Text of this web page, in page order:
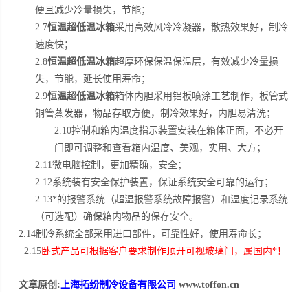
便且减少冷量损失，节能；
2.7恒温超低温冰箱采用高效风冷冷凝器，散热效果好，制冷
速度快；
2.8恒温超低温冰箱超厚环保保温保温层，有效减少冷量损
失，节能，延长使用寿命；
2.9恒温超低温冰箱箱体内胆采用铝板喷涂工艺制作，板管式
铜管蒸发器，物品存取方便，制冷效果好，内胆易清洗；
2.10控制和箱内温度指示装置安装在箱体正面，不必开
门即可调整和查看箱内温度、美观，实用、大方；
2.11微电脑控制，更加精确，安全；
2.12系统装有安全保护装置，保证系统安全可靠的运行；
2.13*的报警系统（超温报警系统故障报警）和温度记录系统
（可选配）确保箱内物品的保存安全。
2.14制冷系统全部采用进口部件，可靠性好，使用寿命长；
2.15卧式产品可根据客户要求制作顶开可视玻璃门，属国内*！
文章原创:上海拓纷制冷设备有限公司 www.toffon.cn